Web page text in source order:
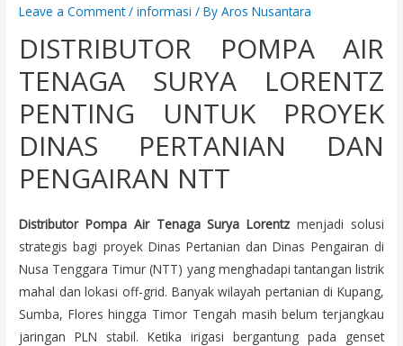
Leave a Comment /informasi / ByAros Nusantara
DISTRIBUTOR POMPA AIR
TENAGA SURYA LORENTZ
PENTING UNTUK PROYEK
DINAS PERTANIAN DAN
PENGAIRAN NTT
Distributor Pompa Air Tenaga Surya Lorentz menjadi solusi
strategis bagi proyek Dinas Pertanian dan Dinas Pengairan di
Nusa Tenggara Timur (NTT) yang menghadapi tantangan listrik
mahal dan lokasi off-grid. Banyak wilayah pertanian di Kupang,
Sumba, Flores hingga Timor Tengah masih belum terjangkau
jaringan PLN stabil. Ketika irigasi bergantung pada genset